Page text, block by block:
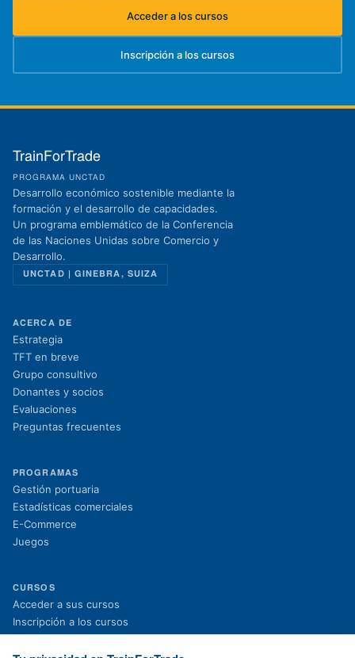
Acceder a los cursos
(se abre en una nueva pestaña)
Inscripción a los cursos
(se abre en una nueva pestaña)
TrainForTrade
PROGRAMA UNCTAD
Desarrollo económico sostenible mediante la
formación y el desarrollo de capacidades.
Un programa emblemático de la Conferencia
de las Naciones Unidas sobre Comercio y
Desarrollo.
UNCTAD | GINEBRA, SUIZA
ACERCA DE
Estrategia
TFT en breve
Grupo consultivo
Donantes y socios
Evaluaciones
Preguntas frecuentes
PROGRAMAS
Gestión portuaria
Estadísticas comerciales
E-Commerce
Juegos
CURSOS
Acceder a sus cursos
Inscripción a los cursos
Proyectos en curso